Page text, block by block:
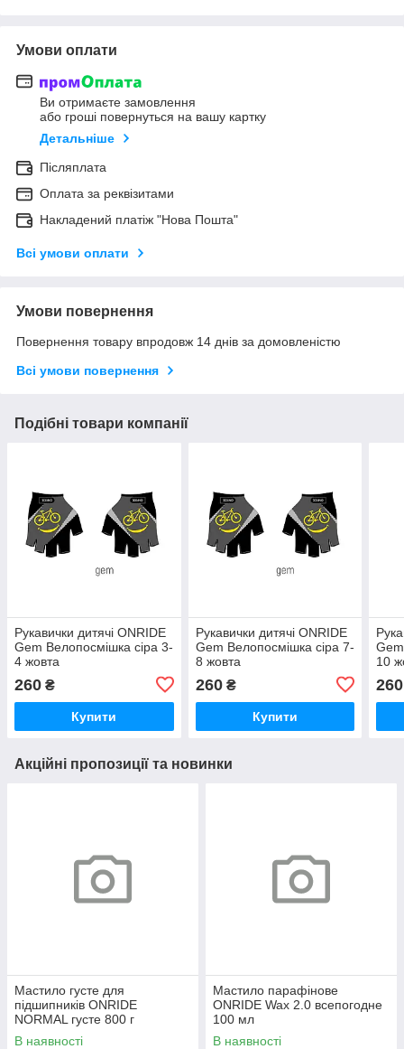
Умови оплати
Ви отримаєте замовлення
або гроші повернуться на вашу картку
Детальніше
Післяплата
Оплата за реквізитами
Накладений платіж "Нова Пошта"
Всі умови оплати
Умови повернення
Повернення товару впродовж 14 днів за домовленістю
Всі умови повернення
Подібні товари компанії
Рукавички дитячі ONRIDE
Gem Велопосмішка сіра 3-
4 жовта
260 ₴
Купити
Рукавички дитячі ONRIDE
Gem Велопосмішка сіра 7-
8 жовта
260₴
Купити
10
260
Акційні пропозиції та новинки
Мастило густе для
підшипників ONRIDE
NORMAL густе 800 г
(металева банка)
В наявності
Мастило парафінове
ONRIDE Wax 2.0 всепогодне
100 мл
В наявності